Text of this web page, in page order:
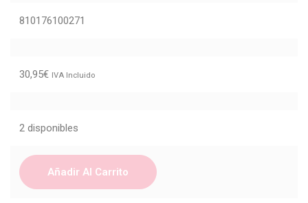
810176100271
30,95€ IVA Incluido
2 disponibles
Añadir Al Carrito